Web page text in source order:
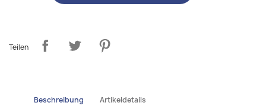
Teilen
Beschreibung Artikeldetails